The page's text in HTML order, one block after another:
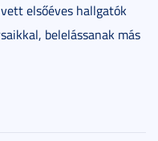
elsőéves hallgatók
belelássanak más